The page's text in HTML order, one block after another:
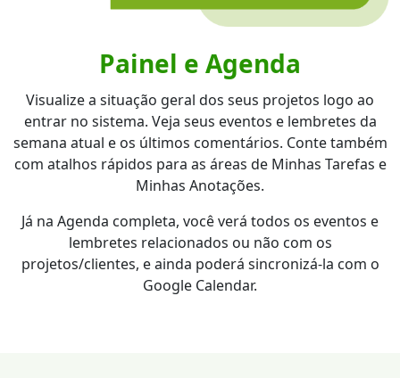
Painel e Agenda
Visualize a situação geral dos seus projetos logo ao
entrar no sistema. Veja seus eventos e lembretes da
semana atual e os últimos comentários. Conte também
com atalhos rápidos para as áreas de Minhas Tarefas e
Minhas Anotações.
Já na Agenda completa, você verá todos os eventos e
lembretes relacionados ou não com os
projetos/clientes, e ainda poderá sincronizá-la com o
Google Calendar.